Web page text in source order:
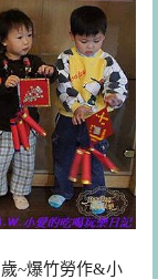
~爆竹勞作&小